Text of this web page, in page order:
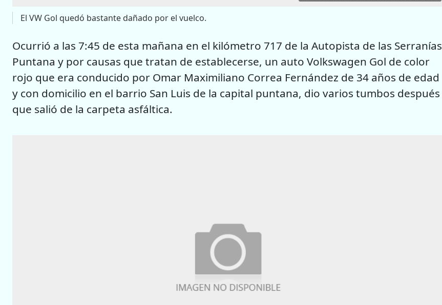
El VW Gol quedó bastante dañado por el vuelco.
Ocurrió a las 7:45 de esta mañana en el kilómetro 717 de la Autopista de las Serranías
Puntana y por causas que tratan de establecerse, un auto Volkswagen Gol de color
rojo que era conducido por Omar Maximiliano Correa Fernández de 34 años de edad
y con domicilio en el barrio San Luis de la capital puntana, dio varios tumbos después
que salió de la carpeta asfáltica.